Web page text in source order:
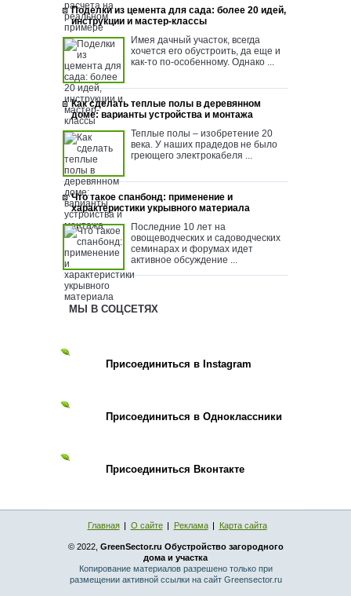
Поделки из цемента для сада: более 20 идей,
инструкции и мастер-классы
Имея дачный участок, всегда
хочется его обустроить, да еще и
как-то по-особенному. Однако ...
Как сделать теплые полы в деревянном
доме: варианты устройства и монтажа
Теплые полы – изобретение 20
века. У наших прадедов не было
греющего электрокабеля ...
Что такое спанбонд: применение и
характеристики укрывного материала
Последние 10 лет на
овощеводческих и садоводческих
семинарах и форумах идет
активное обсуждение ...
МЫ В СОЦСЕТЯХ
Присоединиться в Instagram
Присоединиться в Одноклассники
Присоединиться Вконтакте
Главная О сайте Реклама Карта сайта
© 2022, GreenSector.ru Обустройство загородного
дома и участка
Копирование материалов разрешено только при
размещении активной ссылки на сайт Greensector.ru